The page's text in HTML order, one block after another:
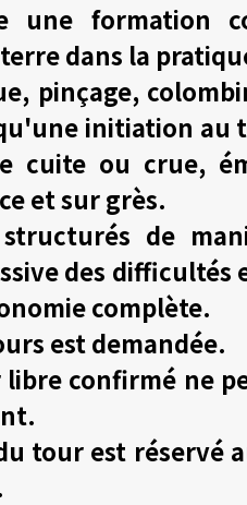
une formation
dans la
pinçage,
initiation au
cuite ou crue,
et sur grès.
de
des
complète.
est demandée.
libre confirmé ne
tour est réservé